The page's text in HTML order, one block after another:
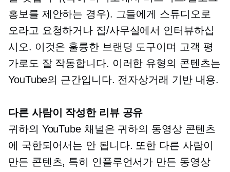
홍보를 제안하는 경우). 그들에게 스튜디오로
오라고 요청하거나 집/사무실에서 인터뷰하십
시오. 이것은 훌륭한 브랜딩 도구이며 고객 평
가로도 ​​잘 작동합니다. 이러한 유형의 콘텐츠는
YouTube의 근간입니다. 전자상거래 기반내용.
다른 사람이 작성한 리뷰 공유
귀하의 YouTube 채널은 귀하의 동영상 콘텐츠
에 국한되어서는 안 됩니다. 또한 다른 사람이
만든 콘텐츠, 특히 인플루언서가 만든 동영상